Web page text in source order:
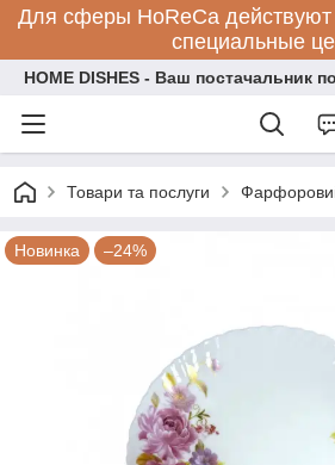
Для сферы HoReCa
специальные
HOME DISHES - Ваш постачальник
Товари та послуги
Новинка –24%